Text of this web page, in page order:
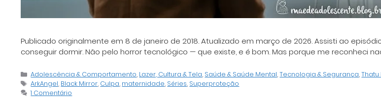
Publicado originalmente em 8 de janeiro de 2018. Atualizado em março de 2026. Assisti ao
conseguir dormir. Não pelo horror tecnológico — que existe, e é bom. Mas porque me reconheci
Categorias
Adolescência & Comportamento, Lazer, Cultura & Tela, Saúde & Saúde Mental,Tecnologia & Segurança,Thatu
Tags
ArkAngel, Black Mirror, Culpa, maternidade, Séries, Superproteção
1 Comentário